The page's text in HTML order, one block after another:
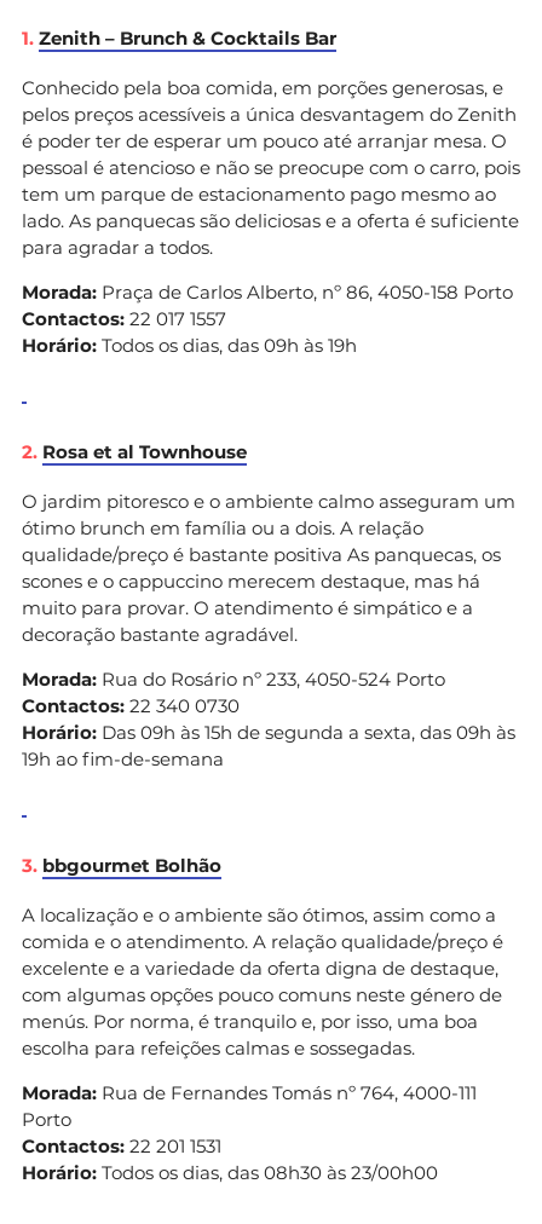
1. Zenith – Brunch & Cocktails Bar
Conhecido pela boa comida, em porções generosas, e
pelos preços acessíveis a única desvantagem do Zenith
é poder ter de esperar um pouco até arranjar mesa. O
pessoal é atencioso e não se preocupe com o carro, pois
tem um parque de estacionamento pago mesmo ao
lado. As panquecas são deliciosas e a oferta é suficiente
para agradar a todos.
Morada: Praça de Carlos Alberto, nº 86, 4050-158 Porto
Contactos: 22 017 1557
Horário: Todos os dias, das 09h às 19h
2. Rosa et al Townhouse
O jardim pitoresco e o ambiente calmo asseguram um
ótimo brunch em família ou a dois. A relação
qualidade/preço é bastante positiva As panquecas, os
scones e o cappuccino merecem destaque, mas há
muito para provar. O atendimento é simpático e a
decoração bastante agradável.
Morada: Rua do Rosário nº 233, 4050-524 Porto
Contactos: 22 340 0730
Horário: Das 09h às 15h de segunda a sexta, das 09h às
19h ao fim-de-semana
3. bbgourmet Bolhão
A localização e o ambiente são ótimos, assim como a
comida e o atendimento. A relação qualidade/preço é
excelente e a variedade da oferta digna de destaque,
com algumas opções pouco comuns neste género de
menús. Por norma, é tranquilo e, por isso, uma boa
escolha para refeições calmas e sossegadas.
Morada: Rua de Fernandes Tomás nº 764, 4000-111
Porto
Contactos: 22 201 1531
Horário: Todos os dias, das 08h30 às 23/00h00